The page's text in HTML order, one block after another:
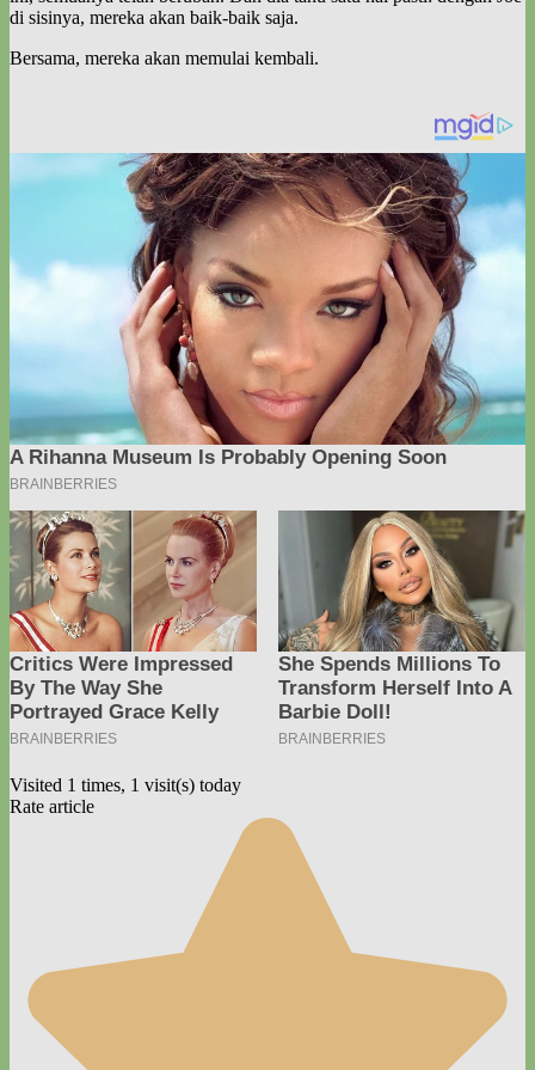
di sisinya, mereka akan baik-baik saja.
Bersama, mereka akan memulai kembali.
Visited 1 times, 1 visit(s) today
Rate article